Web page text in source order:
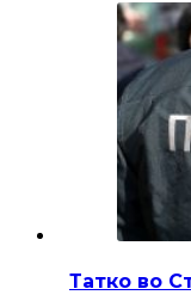
Татко во